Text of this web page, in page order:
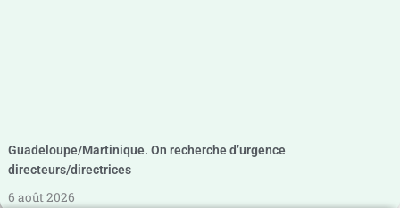
Guadeloupe/Martinique. On recherche d’urgence
directeurs/directrices
6 août 2026